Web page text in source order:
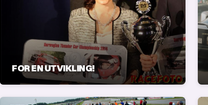
FOR EN UTVIKLING!